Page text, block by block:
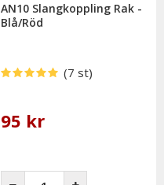
AN10 Slangkoppling Rak -
Blå/Röd
(7 st)
95 kr